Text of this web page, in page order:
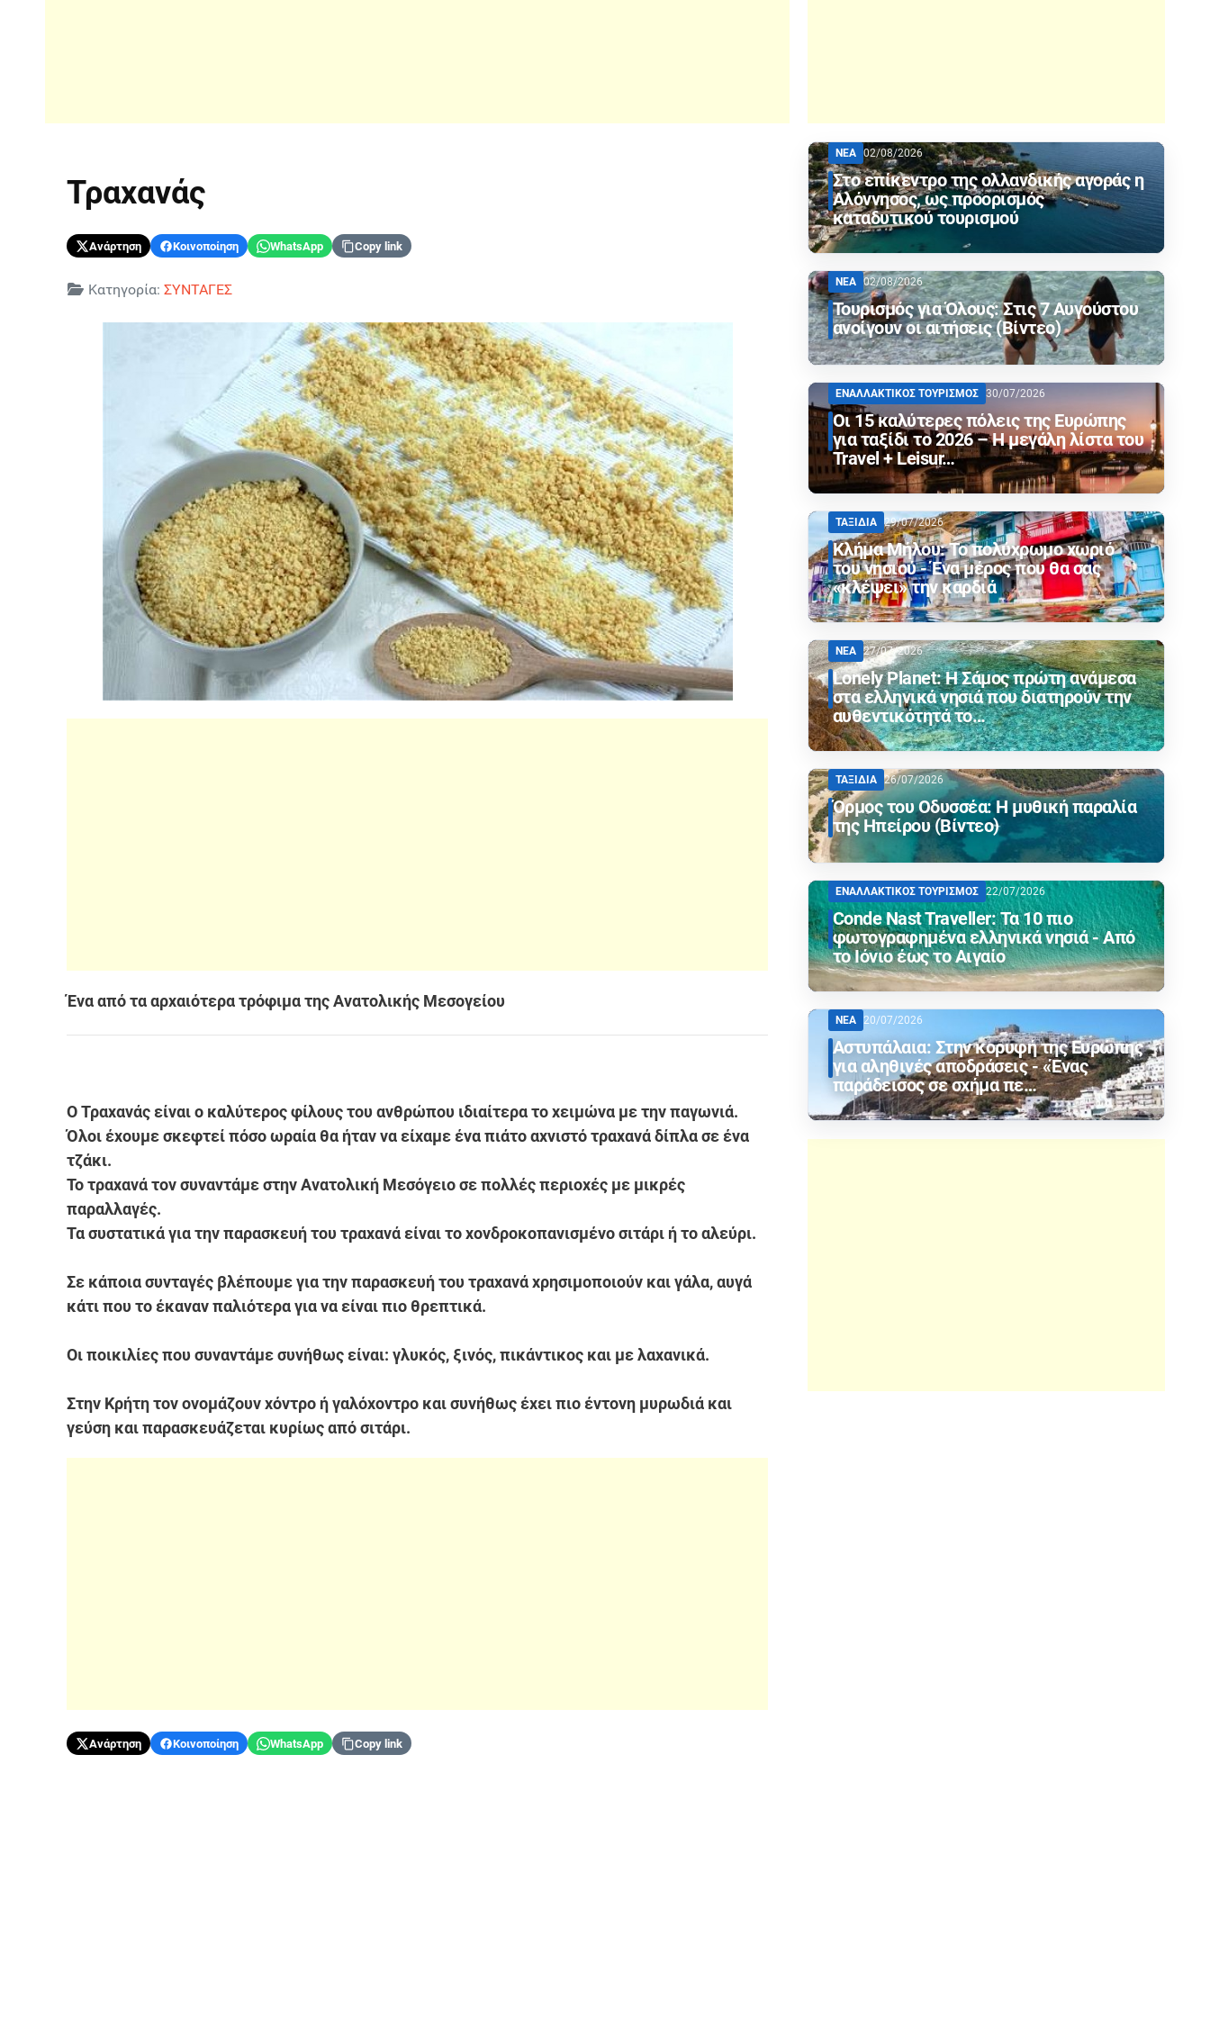
Τραχανάς
Ανάρτηση Κοινοποίηση WhatsApp Copy link
Λεπτομέρειες
Κατηγορία: ΣΥΝΤΑΓΕΣ
Ένα από τα αρχαιότερα τρόφιμα της Ανατολικής Μεσογείου
Ο Τραχανάς είναι ο καλύτερος φίλους του ανθρώπου ιδιαίτερα το χειμώνα με την παγωνιά.
Όλοι έχουμε σκεφτεί πόσο ωραία θα ήταν να είχαμε ένα πιάτο αχνιστό τραχανά δίπλα σε ένα
τζάκι.
Το τραχανά τον συναντάμε στην Ανατολική Μεσόγειο σε πολλές περιοχές με μικρές
παραλλαγές.
Τα συστατικά για την παρασκευή του τραχανά είναι το χονδροκοπανισμένο σιτάρι ή το αλεύρι.
Σε κάποια συνταγές βλέπουμε για την παρασκευή του τραχανά χρησιμοποιούν και γάλα, αυγά
κάτι που το έκαναν παλιότερα για να είναι πιο θρεπτικά.
Οι ποικιλίες που συναντάμε συνήθως είναι: γλυκός, ξινός, πικάντικος και με λαχανικά.
Στην Κρήτη τον ονομάζουν χόντρο ή γαλόχοντρο και συνήθως έχει πιο έντονη μυρωδιά και
γεύση και παρασκευάζεται κυρίως από σιτάρι.
Ανάρτηση Κοινοποίηση WhatsApp Copy link
ΝΕΑ 02/08/2026
Στο επίκεντρο της ολλανδικής αγοράς η
Αλόννησος, ως προορισμός
καταδυτικού τουρισμού
ΝΕΑ 02/08/2026
Τουρισμός για Όλους: Στις 7 Αυγούστου
ανοίγουν οι αιτήσεις (Βίντεο)
ΕΝΑΛΛΑΚΤΙΚΟΣ ΤΟΥΡΙΣΜΟΣ 30/07/2026
Οι 15 καλύτερες πόλεις της Ευρώπης
για ταξίδι το 2026 – Η μεγάλη λίστα του
Travel + Leisur…
ΤΑΞΙΔΙΑ 29/07/2026
Κλήμα Μήλου: Το πολύχρωμο χωριό
του νησιού - Ένα μέρος που θα σας
«κλέψει» την καρδιά
ΝΕΑ 27/07/2026
Lonely Planet: Η Σάμος πρώτη ανάμεσα
στα ελληνικά νησιά που διατηρούν την
αυθεντικότητά το…
ΤΑΞΙΔΙΑ 26/07/2026
Όρμος του Οδυσσέα: Η μυθική παραλία
της Ηπείρου (Βίντεο)
ΕΝΑΛΛΑΚΤΙΚΟΣ ΤΟΥΡΙΣΜΟΣ 22/07/2026
Conde Nast Traveller: Τα 10 πιο
φωτογραφημένα ελληνικά νησιά - Από
το Ιόνιο έως το Αιγαίο
ΝΕΑ 20/07/2026
Αστυπάλαια: Στην κορυφή της Ευρώπης
για αληθινές αποδράσεις - «Ένας
παράδεισος σε σχήμα πε…